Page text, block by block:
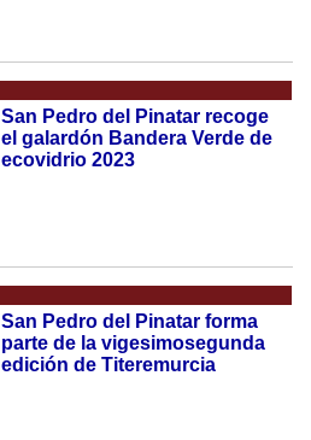
San Pedro del Pinatar recoge
el galardón Bandera Verde de
ecovidrio 2023
San Pedro del Pinatar forma
parte de la vigesimosegunda
edición de Titeremurcia